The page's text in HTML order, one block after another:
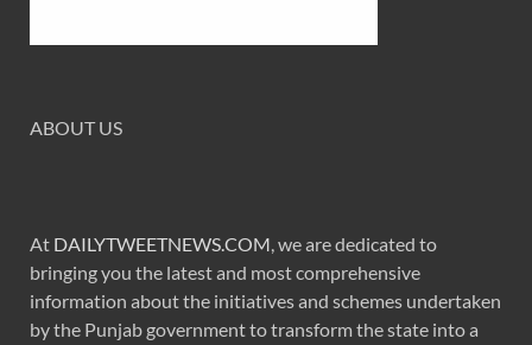
ABOUT US
At DAILYTWEETNEWS.COM, we are dedicated to
bringing you the latest and most comprehensive
information about the initiatives and schemes undertaken
by the Punjab government to transform the state into a